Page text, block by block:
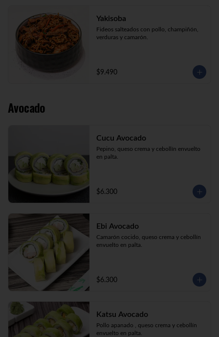
Yakisoba
Fideos salteados con pollo, champiñón,
verduras y camarón.
$9.490
Avocado
Cucu Avocado
Pepino, queso crema y cebollín envuelto
en palta.
$6.300
Ebi Avocado
Camarón cocido, queso crema y cebollín
envuelto en palta.
$6.300
Katsu Avocado
Pollo apanado , queso crema y cebollín
envuelto en palta.